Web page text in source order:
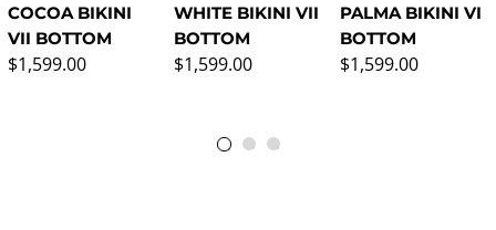
COCOA BIKINI
VII BOTTOM
Regular price
$1,599.00
WHITE BIKINI VII
BOTTOM
Regular price
$1,599.00
PALMA BIKINI VI
BOTTOM
Regular price
$1,599.00